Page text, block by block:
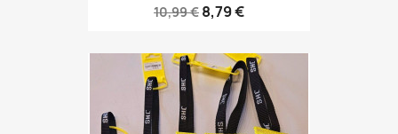
10,99 € 8,79 €